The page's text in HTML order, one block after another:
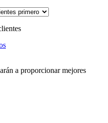
a proporcionar mejores